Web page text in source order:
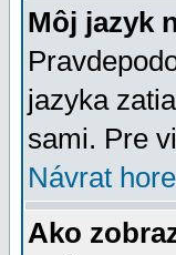
Môj jazyk
jazyka
sami. Pre
Návrat hore
Ako